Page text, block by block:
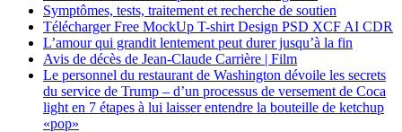
Symptômes, tests, traitement et recherche de soutien
Télécharger Free MockUp T-shirt Design PSD XCF AI CDR
L’amour qui grandit lentement peut durer jusqu’à la fin
Avis de décès de Jean-Claude Carrière | Film
Le personnel du restaurant de Washington dévoile les secrets
du service de Trump – d’un processus de versement de Coca
light en 7 étapes à lui laisser entendre la bouteille de ketchup
«pop»